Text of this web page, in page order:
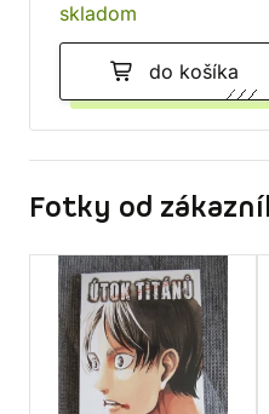
skladom
do košíka
Fotky od